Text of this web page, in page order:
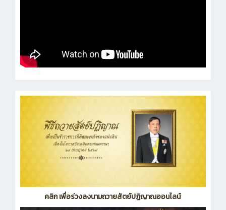
คลิก เพื่อร่วงลงนามถวายสัตย์ปฏิญาณออนไลน์